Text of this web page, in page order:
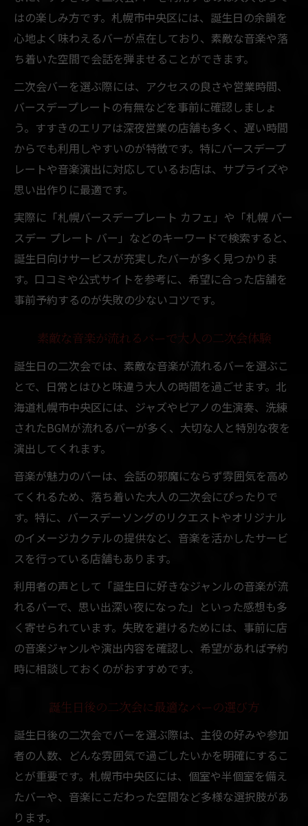
はの楽しみ方です。札幌市中央区には、誕生日の余韻を
心地よく味わえるバーが点在しており、素敵な音楽や落
ち着いた空間で会話を弾ませることができます。
二次会バーを選ぶ際には、アクセスの良さや営業時間、
バースデープレートの有無などを事前に確認しましょ
う。すすきのエリアは深夜営業の店舗も多く、遅い時間
からでも利用しやすいのが特徴です。特にバースデープ
レートや音楽演出に対応しているお店は、サプライズや
思い出作りに最適です。
実際に「札幌バースデープレート カフェ」や「札幌 バー
スデー プレート バー」などのキーワードで検索すると、
誕生日向けサービスが充実したバーが多く見つかりま
す。口コミや公式サイトを参考に、希望に合った店舗を
事前予約するのが失敗の少ないコツです。
素敵な音楽が流れるバーで大人の二次会体験
誕生日の二次会では、素敵な音楽が流れるバーを選ぶこ
とで、日常とはひと味違う大人の時間を過ごせます。北
海道札幌市中央区には、ジャズやピアノの生演奏、洗練
されたBGMが流れるバーが多く、大切な人と特別な夜を
演出してくれます。
音楽が魅力のバーは、会話の邪魔にならず雰囲気を高め
てくれるため、落ち着いた大人の二次会にぴったりで
す。特に、バースデーソングのリクエストやオリジナル
のイメージカクテルの提供など、音楽を活かしたサービ
スを行っている店舗もあります。
利用者の声として「誕生日に好きなジャンルの音楽が流
れるバーで、思い出深い夜になった」といった感想も多
く寄せられています。失敗を避けるためには、事前に店
の音楽ジャンルや演出内容を確認し、希望があれば予約
時に相談しておくのがおすすめです。
誕生日後の二次会に最適なバーの選び方
誕生日後の二次会でバーを選ぶ際は、主役の好みや参加
者の人数、どんな雰囲気で過ごしたいかを明確にするこ
とが重要です。札幌市中央区には、個室や半個室を備え
たバーや、音楽にこだわった空間など多様な選択肢があ
ります。